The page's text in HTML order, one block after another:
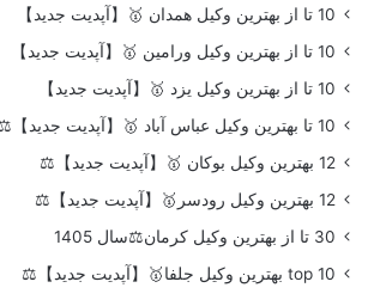
10 تا از بهترین وکیل همدان 🥇【آپدیت جدید】
10 تا از بهترین وکیل ورامین 🥇【آپدیت جدید】
10 تا از بهترین وکیل یزد 🥇【آپدیت جدید】
10 تا بهترین وکیل عباس آباد 🥇【آپدیت جدید】⚖️
12 بهترین وکیل بوکان 🥇【آپدیت جدید】⚖️
12 بهترین وکیل رودسر🥇【آپدیت جدید】⚖️
30 تا از بهترین وکیل کرمان⚖️سال 1405
top 10 بهترین وکیل جلفا🥇【آپدیت جدید】⚖️